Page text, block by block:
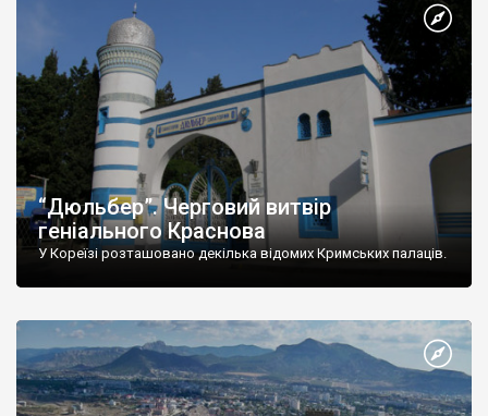
“Дюльбер”. Черговий витвір
геніального Краснова
У Кореїзі розташовано декілька відомих Кримських палаців.